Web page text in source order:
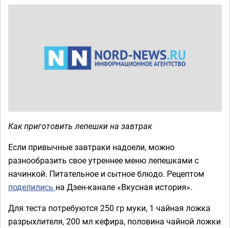
Как приготовить лепешки на завтрак
Если привычные завтраки надоели, можно
разнообразить свое утреннее меню лепешками с
начинкой. Питательное и сытное блюдо. Рецептом
поделились на Дзен-канале «Вкусная история».
Для теста потребуются 250 гр муки, 1 чайная ложка
разрыхлителя, 200 мл кефира, половина чайной ложки